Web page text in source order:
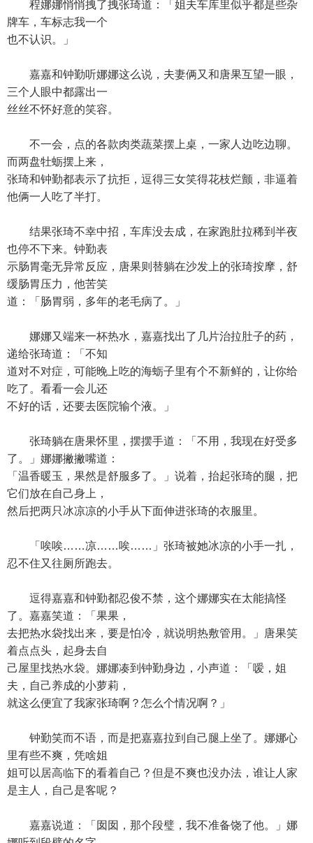
程娜娜悄悄拽了拽张琦道：「姐夫车库里似乎都是些杂
牌车，车标志我一个
也不认识。」
嘉嘉和钟勤听娜娜这么说，夫妻俩又和唐果互望一眼，
三个人眼中都露出一
丝丝不怀好意的笑容。
不一会，点的各款肉类蔬菜摆上桌，一家人边吃边聊。
而两盘牡蛎摆上来，
张琦和钟勤都表示了抗拒，逗得三女笑得花枝烂颤，非逼着
他俩一人吃了半打。
结果张琦不幸中招，车库没去成，在家跑肚拉稀到半夜
也停不下来。钟勤表
示肠胃毫无异常反应，唐果则替躺在沙发上的张琦按摩，舒
缓肠胃压力，他苦笑
道：「肠胃弱，多年的老毛病了。」
娜娜又端来一杯热水，嘉嘉找出了几片治拉肚子的药，
递给张琦道：「不知
道对不对症，可能晚上吃的海蛎子里有个不新鲜的，让你给
吃了。看看一会儿还
不好的话，还要去医院输个液。」
张琦躺在唐果怀里，摆摆手道：「不用，我现在好受多
了。」娜娜撇撇嘴道：
「温香暖玉，果然是舒服多了。」说着，抬起张琦的腿，把
它们放在自己身上，
然后把两只冰凉凉的小手从下面伸进张琦的衣服里。
「唉唉……凉……唉……」张琦被她冰凉的小手一扎，
忍不住又往厕所跑去。
逗得嘉嘉和钟勤都忍俊不禁，这个娜娜实在太能搞怪
了。嘉嘉笑道：「果果，
去把热水袋找出来，要是怕冷，就说明热敷管用。」唐果笑
着点点头，起身去自
己屋里找热水袋。娜娜凑到钟勤身边，小声道：「嗳，姐
夫，自己养成的小萝莉，
就这么便宜了我家张琦啊？怎么个情况啊？」
钟勤笑而不语，而是把嘉嘉拉到自己腿上坐了。娜娜心
里有些不爽，凭啥姐
姐可以居高临下的看着自己？但是不爽也没办法，谁让人家
是主人，自己是客呢？
嘉嘉说道：「囡囡，那个段璧，我不准备饶了他。」娜